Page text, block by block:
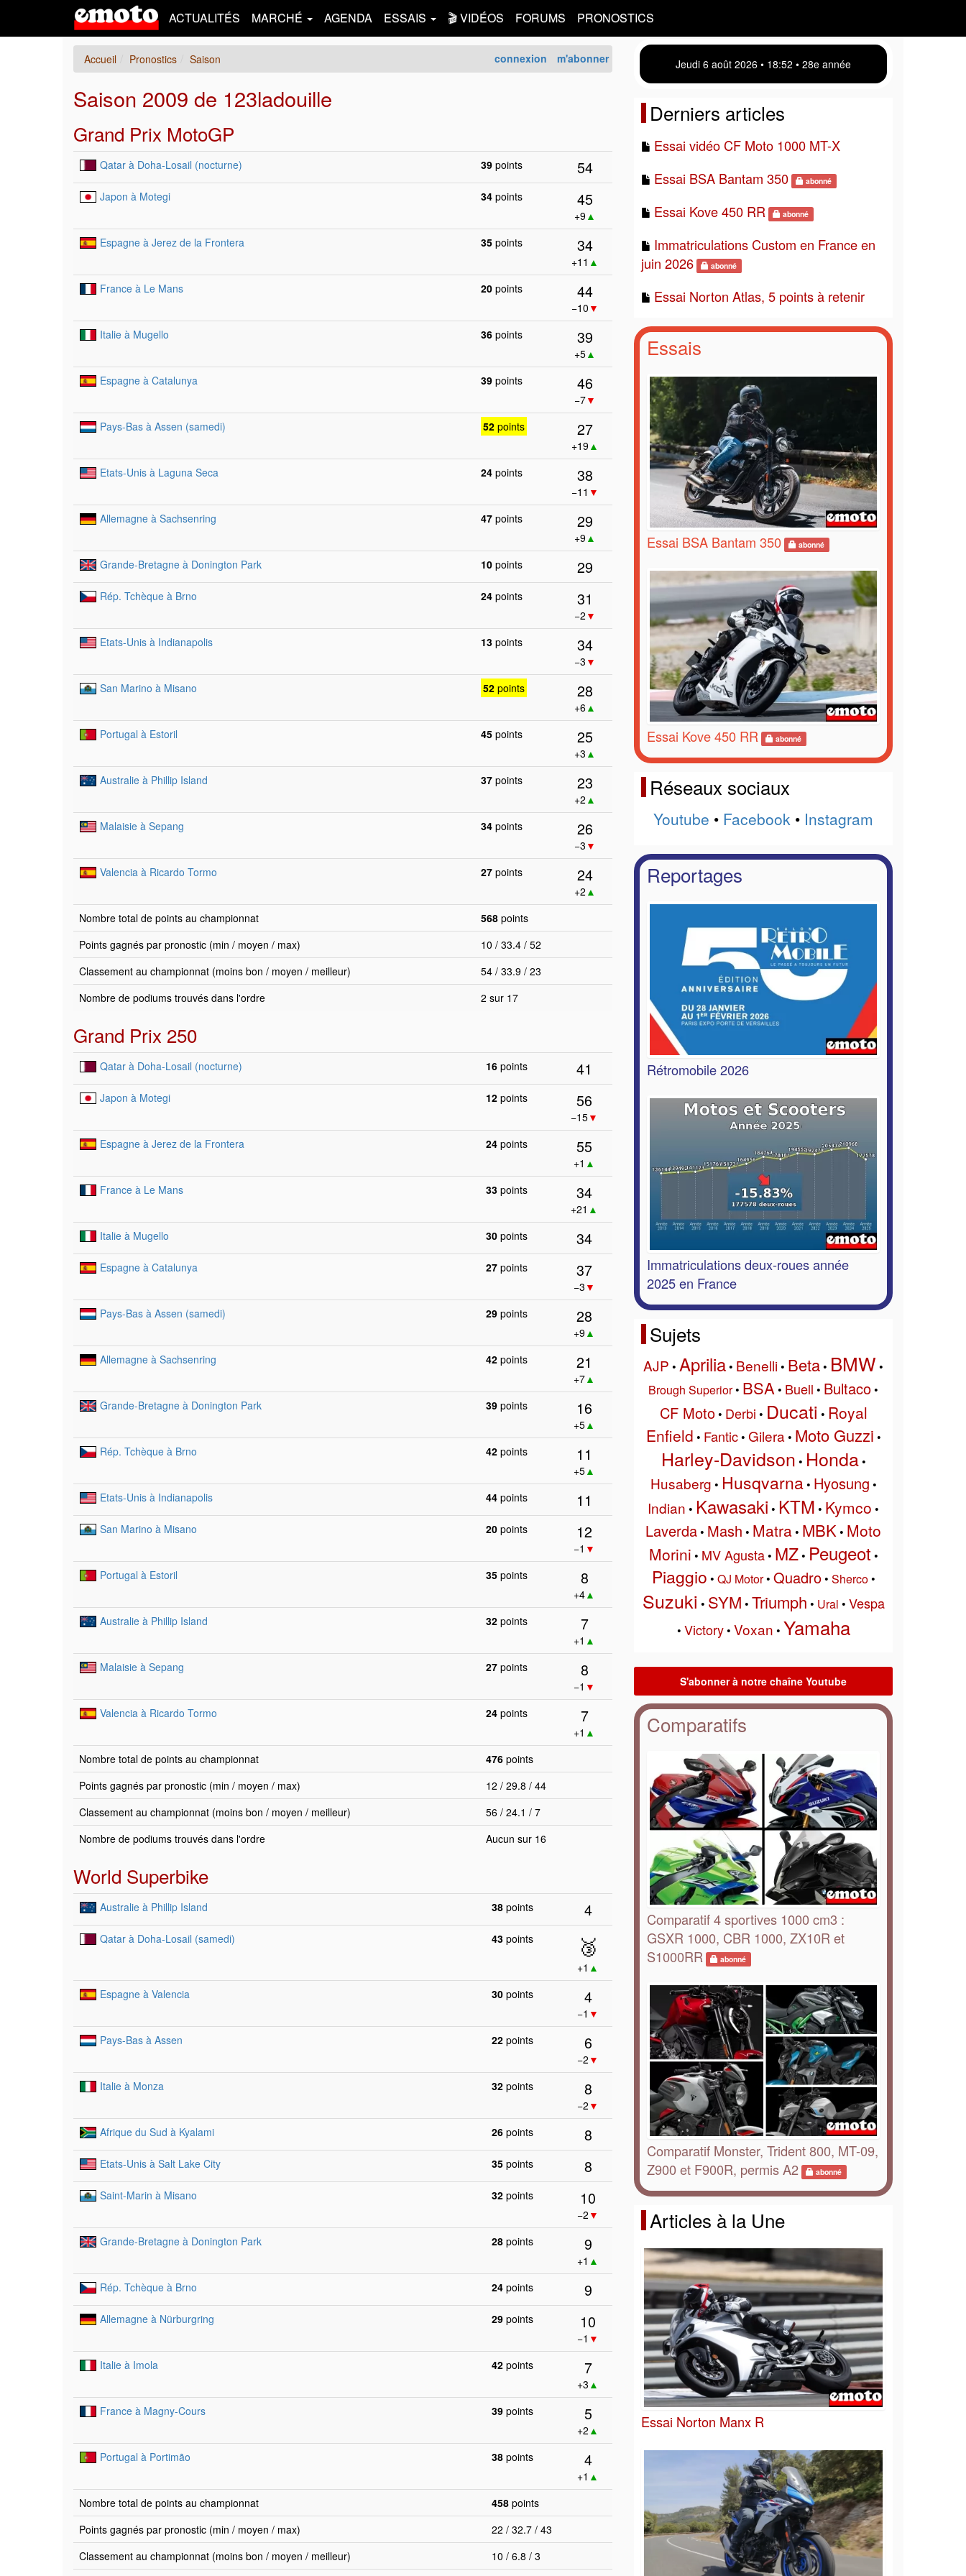
ACTUALITÉS MARCHÉ AGENDA ESSAIS 🎬 VIDÉOS FORUMS PRONOSTICS
connexion m'abonner
Accueil Pronostics Saison
Saison 2009 de 123ladouille
Grand Prix MotoGP
Qatar à Doha-Losail (nocturne) 39 points 54
Japon à Motegi 34 points 45
+9▲
Espagne à Jerez de la Frontera
35 points 34
+11 ▲
France à Le Mans
20 points 44
−10 ▼
Italie à Mugello
36 points 39
+5▲
Espagne à Catalunya
39 points 46
−7▼
Pays-Bas à Assen (samedi)
52points 27
+19▲
Etats-Unis à Laguna Seca
24 points 38
−11 ▼
Allemagne à Sachsenring
47 points 29
+9▲
Grande-Bretagne à Donington Park
10 points 29
Rép. Tchèque à Brno 24 points 31
−2 ▼
Etats-Unis à Indianapolis
13 points 34
−3 ▼
San Marino à Misano
52points 28
+6▲
Portugal à Estoril
45 points 25
+3 ▲
Australie à Phillip Island
37 points 23
+2 ▲
Malaisie à Sepang
34 points 26
−3 ▼
Valencia à Ricardo Tormo
27 points 24
+2 ▲
Nombre total de points au championnat
568 points
Points gagnés par pronostic (min / moyen / max)
10 / 33.4 / 52
Classement au championnat (moins bon / moyen / meilleur)
54 / 33.9 / 23
Nombre de podiums trouvés dans l'ordre
2 sur 17
Grand Prix 250
Qatar à Doha-Losail (nocturne) 16 points 41
Japon à Motegi 12 points 56
−15▼
Espagne à Jerez de la Frontera
24 points 55
+1 ▲
France à Le Mans
33 points 34
+21 ▲
Italie à Mugello
30 points 34
Espagne à Catalunya 27 points 37
−3 ▼
Pays-Bas à Assen (samedi)
29 points 28
+9▲
Allemagne à Sachsenring
42 points 21
+7▲
Grande-Bretagne à Donington Park
39 points 16
+5▲
Rép. Tchèque à Brno
42 points 11
+5▲
Etats-Unis à Indianapolis
44 points 11
San Marino à Misano 20 points 12
−1 ▼
Portugal à Estoril
35 points 8
+4▲
Australie à Phillip Island
32 points 7
+1 ▲
Malaisie à Sepang
27 points 8
−1 ▼
Valencia à Ricardo Tormo
24 points 7
+1 ▲
Nombre total de points au championnat
476 points
Points gagnés par pronostic (min / moyen / max)
12 / 29.8 / 44
Classement au championnat (moins bon / moyen / meilleur)
56 / 24.1 / 7
Nombre de podiums trouvés dans l'ordre
Aucun sur 16
World Superbike
Australie à Phillip Island 38 points 4
Qatar à Doha-Losail (samedi) 43 points 🥉
+1 ▲
Espagne à Valencia
30 points 4
−1 ▼
Pays-Bas à Assen
22 points 6
−2 ▼
Italie à Monza
32 points 8
−2 ▼
Afrique du Sud à Kyalami
26 points 8
Etats-Unis à Salt Lake City 35 points 8
Saint-Marin à Misano 32 points 10
−2 ▼
Grande-Bretagne à Donington Park
28 points 9
+1 ▲
Rép. Tchèque à Brno
24 points 9
Allemagne à Nürburgring 29 points 10
−1 ▼
Italie à Imola
42 points 7
+3 ▲
France à Magny-Cours
39 points 5
+2 ▲
Portugal à Portimão
38 points 4
+1 ▲
Nombre total de points au championnat
458 points
Points gagnés par pronostic (min / moyen / max)
22 / 32.7 / 43
Classement au championnat (moins bon / moyen / meilleur)
10 / 6.8 / 3
Jeudi 6 août 2026 • 18 52 • 28e année
Derniers articles
Essai vidéo CF Moto 1000 MT-X
Essai BSA Bantam 350
abonné
Essai Kove 450 RR abonné
Immatriculations Custom en France en
juin 2026
abonné
Essai Norton Atlas, 5 points à retenir
Essais
Essai BSA Bantam 350 abonné
Essai Kove 450 RR abonné
Réseaux sociaux
Youtube • Facebook • Instagram
Reportages
Rétromobile 2026
Immatriculations deux-roues année
2025 en France
Sujets
AJP • Aprilia• Benelli• Beta• BMW •
Brough Superior• BSA • Buell • Bultaco•
CF Moto• Derbi • Ducati • Royal
Enfield • Fantic• Gilera • Moto Guzzi •
Harley-Davidson • Honda•
Husaberg • Husqvarna• Hyosung •
Indian • Kawasaki • KTM • Kymco •
Laverda• Mash • Matra• MBK • Moto
Morini • MV Agusta• MZ• Peugeot •
Piaggio • QJ Motor• Quadro• Sherco•
Suzuki • SYM • Triumph • Ural • Vespa
• Victory• Voxan • Yamaha
Comparatifs
Comparatif 4 sportives 1000 cm3 :
GSXR 1000, CBR 1000, ZX10R et
S1000RR
abonné
Comparatif Monster, Trident 800, MT-09,
Z900 et F900R, permis A2
abonné
Articles à la Une
Essai Norton Manx R